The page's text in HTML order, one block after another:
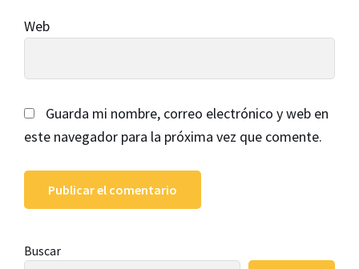
Web
Guarda mi nombre, correo electrónico y web en
este navegador para la próxima vez que comente.
Barra
Buscar